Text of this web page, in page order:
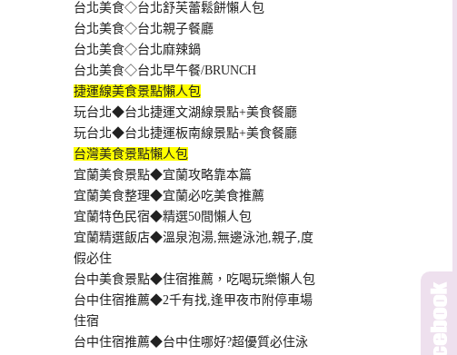
台北美食◇台北舒芙蕾鬆餅懶人包
台北美食◇台北親子餐廳
台北美食◇台北麻辣鍋
台北美食◇台北早午餐/BRUNCH
捷運線美食景點懶人包
玩台北◆台北捷運文湖線景點+美食餐廳
玩台北◆台北捷運板南線景點+美食餐廳
台灣美食景點懶人包
宜蘭美食景點◆宜蘭攻略靠本篇
宜蘭美食整理◆宜蘭必吃美食推薦
宜蘭特色民宿◆精選50間懶人包
宜蘭精選飯店◆溫泉泡湯,無邊泳池,親子,度
假必住
台中美食景點◆住宿推薦，吃喝玩樂懶人包
台中住宿推薦◆2千有找,逢甲夜市附停車場
住宿
台中住宿推薦◆台中住哪好?超優質必住泳